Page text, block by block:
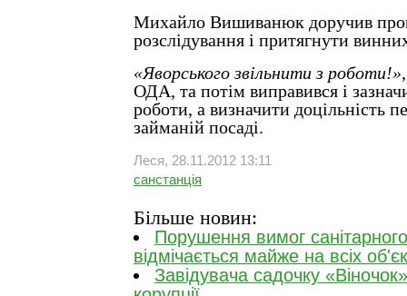
Михайло Вишиванюк доручив
розслідування і притягнути
«Яворського звільнити з роботи!»
ОДА, та потім виправився і
роботи, а визначити доцільність
займаній посаді.
Леся, 28.11.2012 13:11
санстанція
Більше новин:
Порушення вимог
відмічається майже на всіх
Завідувача садочку